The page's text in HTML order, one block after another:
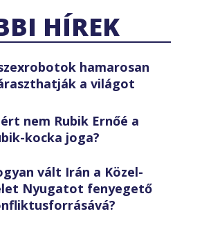
HÍREK
hamarosan
a világot
nem Rubik Ernőé a
kocka joga?
vált Irán a Közel-
Nyugatot fenyegető